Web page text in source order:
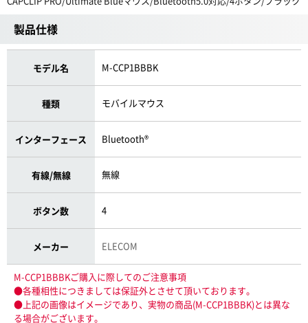
製品仕様
モデル名 M-CCP1BBBK
種類 モバイルマウス
インターフェース Bluetooth®
有線/無線 無線
ボタン数 4
メーカー ELECOM
M-CCP1BBBKご購入に際してのご注意事項
●各種相性につきましては保証外とさせて頂いております。
●上記の画像はイメージであり、実物の商品(M-CCP1BBBK)とは異な
る場合がございます。